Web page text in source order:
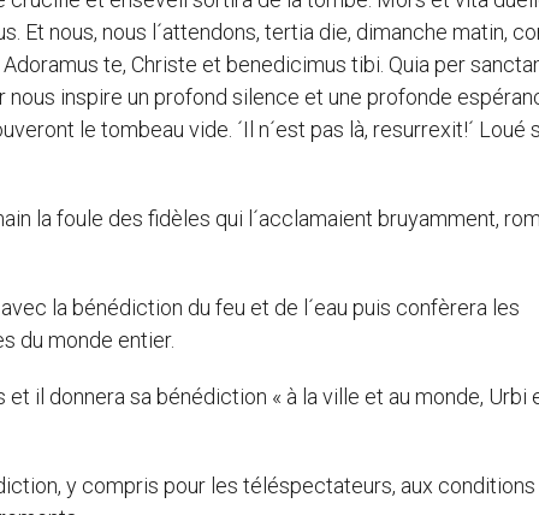
Et nous, nous l´attendons, tertia die, dimanche matin,
te, Christe et benedicimus tibi. Quia per
inspire un profond silence et une profonde
le tombeau vide. ´Il n´est pas là, resurrexit!´ Loué
la foule des fidèles qui l´acclamaient bruyamment,
la bénédiction du feu et de l´eau puis confèrera les
du monde entier.
il donnera sa bénédiction « à la ville et au monde, Urbi
y compris pour les téléspectateurs, aux conditions